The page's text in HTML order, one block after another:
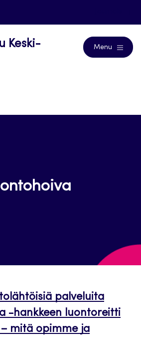
Keski-
Menu
palveluita
-hankkeen luontoreitti
mitä opimme ja